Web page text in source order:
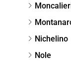
Nichelino
Nole